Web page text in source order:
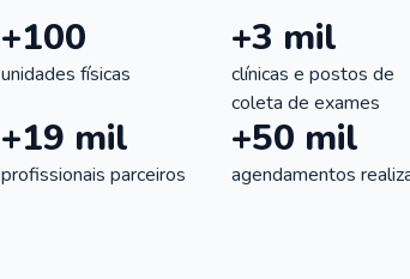
+100
unidades físicas
+3 mil
clínicas e postos de
coleta de exames
+19 mil
profissionais parceiros
+50 mil
agendamentos